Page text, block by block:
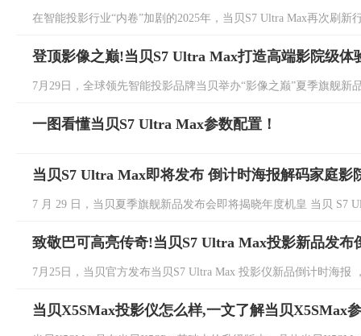
在智能投影行业“内卷”加剧的2025年，当贝S7 Ultra Max再次刷新
登顶影像之巅!当贝S7 Ultra Max打造高端影院级体
7月29日，全球领先智能投影品牌当贝举办“影像之巅”夏季旗舰新
一图看懂当贝S7 Ultra Max参数配置！
当贝S7 Ultra Max即将发布 倒计时海报解码家庭影
7 月 29 日，当贝夏季旗舰新品发布会即将揭晓年度机皇 当贝 S7
致敬巴可高亮传奇!当贝S7 Ultra Max投影新品发布
7月25日，当贝官方发布当贝S7 Ultra Max 投影仪新品倒计时海报
当贝X5SMax投影仪怎么样,一文了解当贝X5SMax